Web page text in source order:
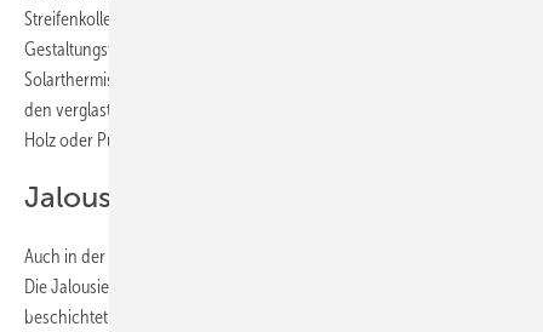
Streifenkollektor hohe Effizienz mit architektonischer
Gestaltungsvielfalt, betont Christoph Maurer, Teamleiter
Solarthermische Fassaden am Fraunhofer ISE. „Im Bereich zwischen
den verglasten Kollektorstreifen können klassische Materialien wie
Holz oder Putz, Strukturen und Farben verwendet werden“, erklärt er.
Jalousie erzeugt Wärmeenergie
Auch in der solarthermischen Jalousie werden Heat Pipes verwendet.
Die Jalousie besteht aus vielen kleinen Lamellen, die spektralsensitiv
beschichtet sind und jede für sich einen Kollektor darstellt. Die